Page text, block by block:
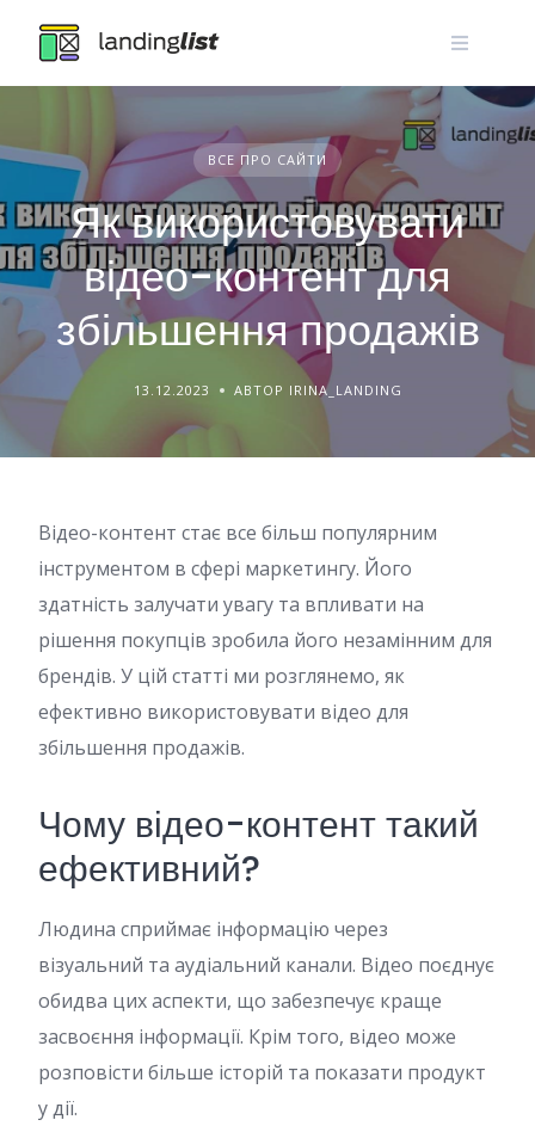
content
ВСЕ ПРО САЙТИ
Як використовувати
відео-контент для
збільшення продажів
13.12.2023 АВТОР IRINA_LANDING
Відео-контент стає все більш популярним
інструментом в сфері маркетингу. Його
здатність залучати увагу та впливати на
рішення покупців зробила його незамінним для
брендів. У цій статті ми розглянемо, як
ефективно використовувати відео для
збільшення продажів.
Чому відео-контент такий
ефективний?
Людина сприймає інформацію через
візуальний та аудіальний канали. Відео поєднує
обидва цих аспекти, що забезпечує краще
засвоєння інформації. Крім того, відео може
розповісти більше історій та показати продукт
у дії.